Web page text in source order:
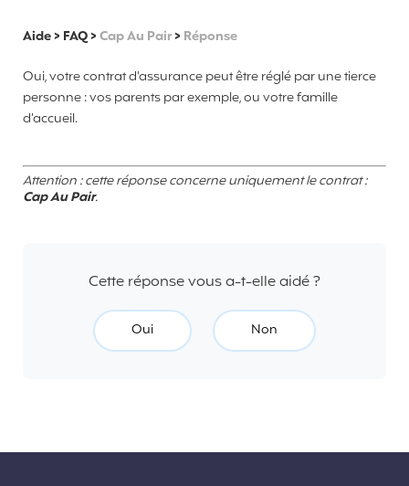
Aide> FAQ>Cap Au Pair> Réponse
Oui, votre contrat d'assurance peut être réglé par une tierce
personne : vos parents par exemple, ou votre famille
d’accueil.
Attention : cette réponse concerne uniquement le contrat :
Cap Au Pair.
Cette réponse vous a-t-elle aidé ?
Oui Non